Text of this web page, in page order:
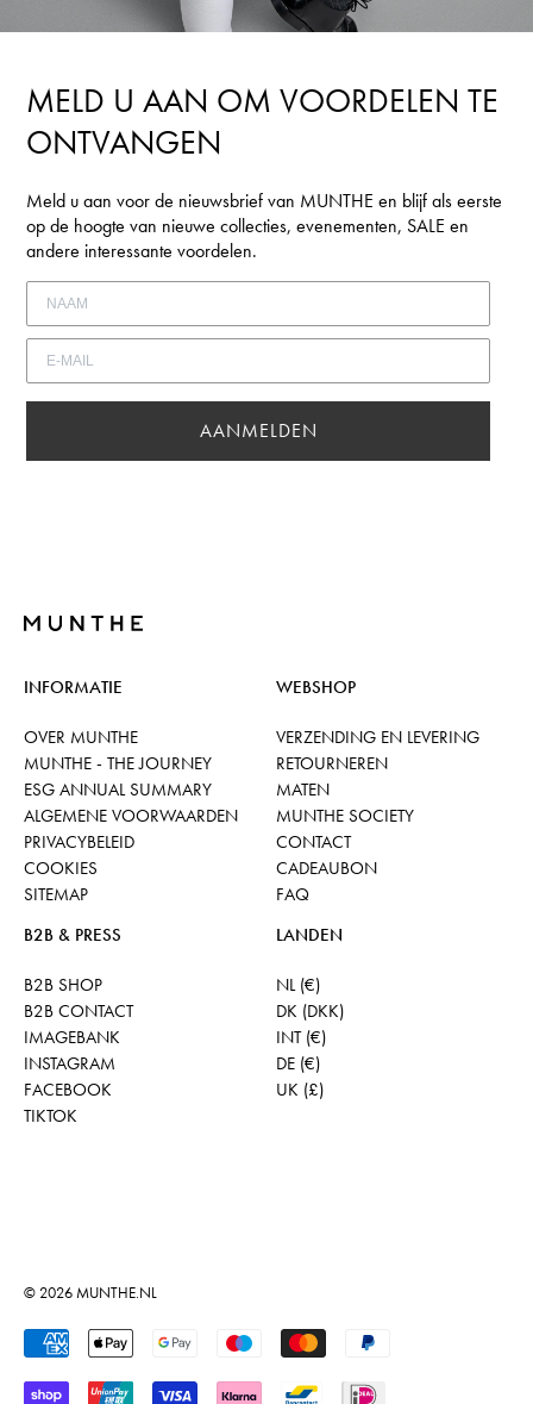
MELD U AAN OM VOORDELEN TE
ONTVANGEN
Meld u aan voor de nieuwsbrief van MUNTHE en blijf als eerste
op de hoogte van nieuwe collecties, evenementen, SALE en
andere interessante voordelen.
AANMELDEN
INFORMATIE
OVER MUNTHE
MUNTHE - THE JOURNEY
ESG ANNUAL SUMMARY
ALGEMENE VOORWAARDEN
PRIVACYBELEID
COOKIES
SITEMAP
WEBSHOP
VERZENDING EN LEVERING
RETOURNEREN
MATEN
MUNTHE SOCIETY
CONTACT
CADEAUBON
FAQ
B2B & PRESS
B2B SHOP
B2B CONTACT
IMAGEBANK
INSTAGRAM
FACEBOOK
TIKTOK
LANDEN
NL (€)
DK (DKK)
INT (€)
DE (€)
UK (£)
© 2026MUNTHE.NL
Geaccepteerde betalingen